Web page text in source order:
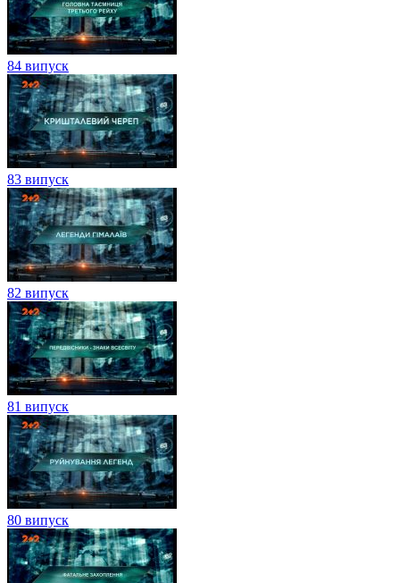
84 випуск
83 випуск
82 випуск
81 випуск
80 випуск